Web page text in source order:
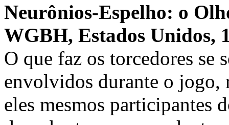
Neurônios-Espelho: o
WGBH, Estados Unidos,
O que faz os torcedores se
envolvidos durante o jogo,
eles mesmos participantes